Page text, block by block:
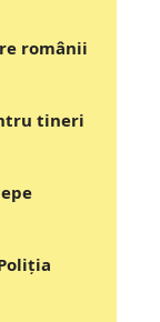
românii
tineri